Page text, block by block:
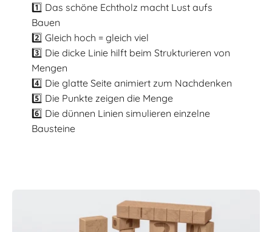
1️⃣ Das schöne Echtholz macht Lust aufs
Bauen
2️⃣ Gleich hoch = gleich viel
3️⃣ Die dicke Linie hilft beim Strukturieren von
Mengen
4️⃣ Die glatte Seite animiert zum Nachdenken
5️⃣ Die Punkte zeigen die Menge
6️⃣ Die dünnen Linien simulieren einzelne
Bausteine